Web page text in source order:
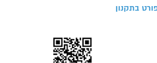
בתקנון